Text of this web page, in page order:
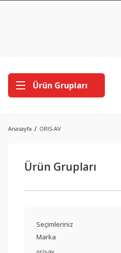
Ürün Grupları
Anasayfa ORIS-AV
Ürün Grupları
Seçimleriniz
Marka
oris-av